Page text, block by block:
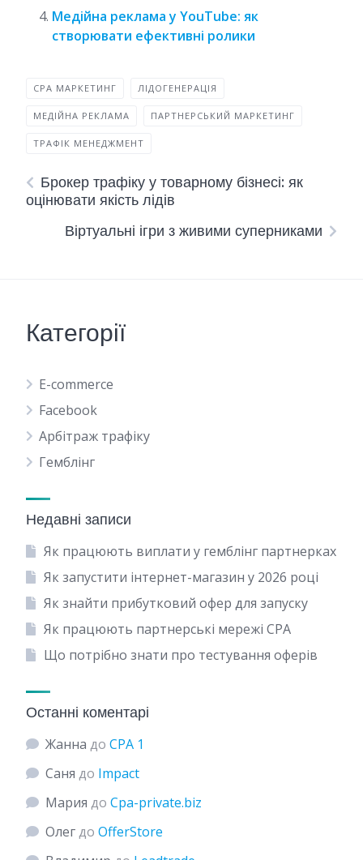
Медійна реклама у YouTube: як
створювати ефективні ролики
CPA МАРКЕТИНГ ЛІДОГЕНЕРАЦІЯ
МЕДІЙНА РЕКЛАМА ПАРТНЕРСЬКИЙ МАРКЕТИНГ
ТРАФІК МЕНЕДЖМЕНТ
Брокер трафіку у товарному бізнесі: як
оцінювати якість лідів
Віртуальні ігри з живими суперниками
Категорії
E-commerce
Facebook
Арбітраж трафіку
Гемблінг
Недавні записи
Як працюють виплати у гемблінг партнерках
Як запустити інтернет-магазин у 2026 році
Як знайти прибутковий офер для запуску
Як працюють партнерські мережі CPA
Що потрібно знати про тестування оферів
Останні коментарі
Жанна до CPA 1
Саня до Impact
Мария до Сpa-private.biz
Олегдо OfferStore